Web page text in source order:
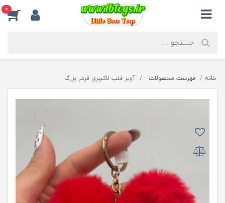
0
خانه فهرست محصولات آویز قلب لاکچری قرمز بزرگ